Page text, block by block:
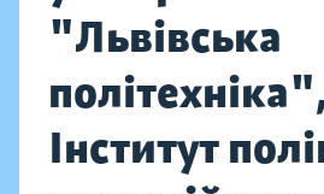
"Львівська
Інститут